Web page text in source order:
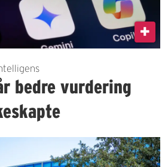
bedre vurdering